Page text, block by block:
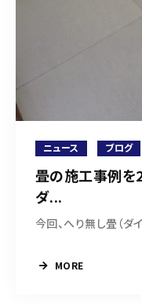
ニュース ブログ
畳の施工事例を
ダ...
今回、へり無し畳（ダ
MORE